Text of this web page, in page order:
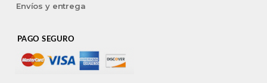
Envíos y entrega
PAGO SEGURO